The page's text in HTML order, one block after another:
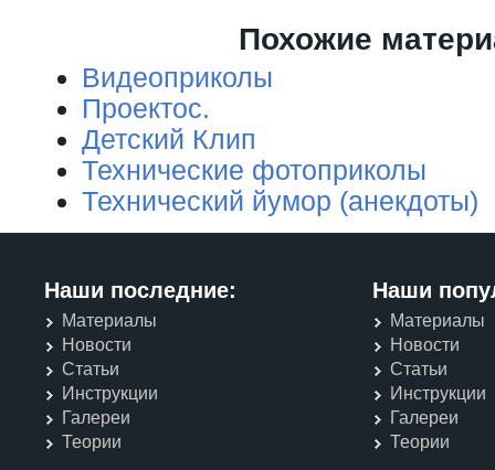
Похожие
Видеоприколы
Проектос.
Детский Клип
Технические фотоприколы
Технический йумор (анекдоты)
Наши последние:
Материалы
Новости
Статьи
Инструкции
Галереи
Теории
Наши
Материалы
Новости
Статьи
Инструкции
Галереи
Теории